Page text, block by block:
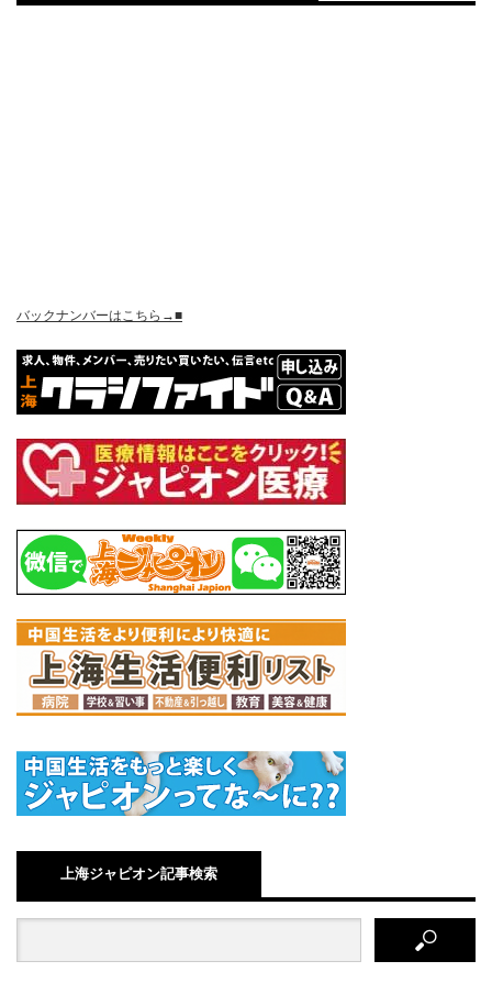
バックナンバーはこちら→■
上海ジャピオン記事検索